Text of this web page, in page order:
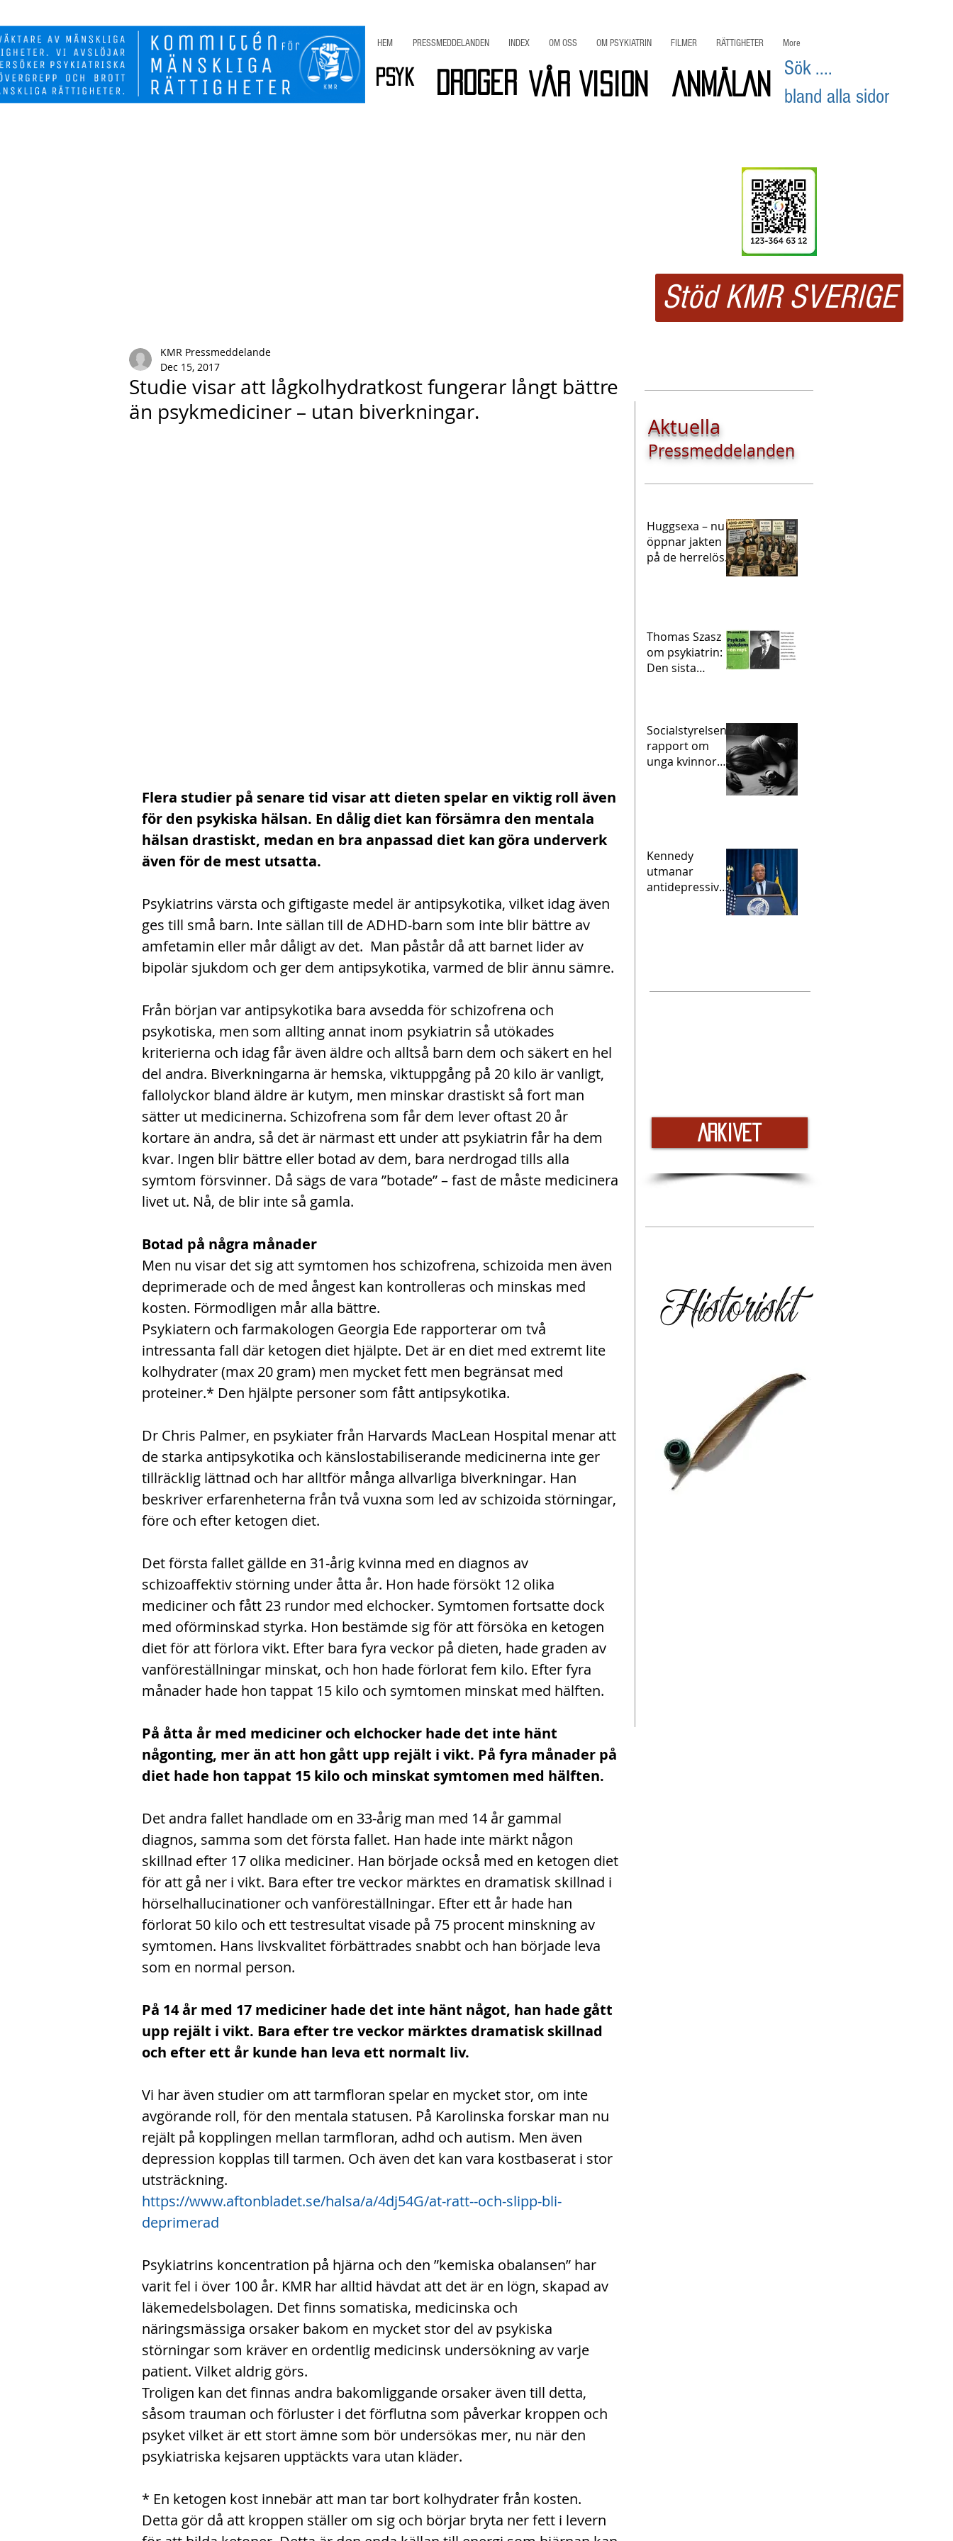
HEM PRESSMEDDELANDEN INDEX OM OSS OM PSYKIATRIN FILMER RÄTTIGHETER More
Vår Vision
Droger
Psyk ANMÄLAN
Sök ....
bland alla sidor
Stöd KMR SVERIGE
Studie visar att lågkolhydratkost fungerar långt bättre
än psykmediciner – utan biverkningar.
KMR Pressmeddelande
Dec 15, 2017
Flera studier på senare tid visar att dieten spelar en viktig roll även
för den psykiska hälsan. En dålig diet kan försämra den mentala
hälsan drastiskt, medan en bra anpassad diet kan göra underverk
även för de mest utsatta.
Psykiatrins värsta och giftigaste medel är antipsykotika, vilket idag även
ges till små barn. Inte sällan till de ADHD-barn som inte blir bättre av
amfetamin eller mår dåligt av det.  Man påstår då att barnet lider av
bipolär sjukdom och ger dem antipsykotika, varmed de blir ännu sämre.
Från början var antipsykotika bara avsedda för schizofrena och
psykotiska, men som allting annat inom psykiatrin så utökades
kriterierna och idag får även äldre och alltså barn dem och säkert en hel
del andra. Biverkningarna är hemska, viktuppgång på 20 kilo är vanligt,
fallolyckor bland äldre är kutym, men minskar drastiskt så fort man
sätter ut medicinerna. Schizofrena som får dem lever oftast 20 år
kortare än andra, så det är närmast ett under att psykiatrin får ha dem
kvar. Ingen blir bättre eller botad av dem, bara nerdrogad tills alla
symtom försvinner. Då sägs de vara ”botade” – fast de måste medicinera
livet ut. Nå, de blir inte så gamla.
Botad på några månader
Men nu visar det sig att symtomen hos schizofrena, schizoida men även
deprimerade och de med ångest kan kontrolleras och minskas med
kosten. Förmodligen mår alla bättre.
Psykiatern och farmakologen Georgia Ede rapporterar om två
intressanta fall där ketogen diet hjälpte. Det är en diet med extremt lite
kolhydrater (max 20 gram) men mycket fett men begränsat med
proteiner.* Den hjälpte personer som fått antipsykotika.
Dr Chris Palmer, en psykiater från Harvards MacLean Hospital menar att
de starka antipsykotika och känslostabiliserande medicinerna inte ger
tillräcklig lättnad och har alltför många allvarliga biverkningar. Han
beskriver erfarenheterna från två vuxna som led av schizoida störningar,
före och efter ketogen diet.
Det första fallet gällde en 31-årig kvinna med en diagnos av
schizoaffektiv störning under åtta år. Hon hade försökt 12 olika
mediciner och fått 23 rundor med elchocker. Symtomen fortsatte dock
med oförminskad styrka. Hon bestämde sig för att försöka en ketogen
diet för att förlora vikt. Efter bara fyra veckor på dieten, hade graden av
vanföreställningar minskat, och hon hade förlorat fem kilo. Efter fyra
månader hade hon tappat 15 kilo och symtomen minskat med hälften.
På åtta år med mediciner och elchocker hade det inte hänt
någonting, mer än att hon gått upp rejält i vikt. På fyra månader på
diet hade hon tappat 15 kilo och minskat symtomen med hälften.
Det andra fallet handlade om en 33-årig man med 14 år gammal
diagnos, samma som det första fallet. Han hade inte märkt någon
skillnad efter 17 olika mediciner. Han började också med en ketogen diet
för att gå ner i vikt. Bara efter tre veckor märktes en dramatisk skillnad i
hörselhallucinationer och vanföreställningar. Efter ett år hade han
förlorat 50 kilo och ett testresultat visade på 75 procent minskning av
symtomen. Hans livskvalitet förbättrades snabbt och han började leva
som en normal person.
På 14 år med 17 mediciner hade det inte hänt något, han hade gått
upp rejält i vikt. Bara efter tre veckor märktes dramatisk skillnad
och efter ett år kunde han leva ett normalt liv.
Vi har även studier om att tarmfloran spelar en mycket stor, om inte
avgörande roll, för den mentala statusen. På Karolinska forskar man nu
rejält på kopplingen mellan tarmfloran, adhd och autism. Men även
depression kopplas till tarmen. Och även det kan vara kostbaserat i stor
utsträckning.
https://www.aftonbladet.se/halsa/a/4dj54G/at-ratt--och-slipp-bli-
deprimerad
Psykiatrins koncentration på hjärna och den ”kemiska obalansen” har
varit fel i över 100 år. KMR har alltid hävdat att det är en lögn, skapad av
läkemedelsbolagen. Det finns somatiska, medicinska och
näringsmässiga orsaker bakom en mycket stor del av psykiska
störningar som kräver en ordentlig medicinsk undersökning av varje
patient. Vilket aldrig görs.
Troligen kan det finnas andra bakomliggande orsaker även till detta,
såsom trauman och förluster i det förflutna som påverkar kroppen och
psyket vilket är ett stort ämne som bör undersökas mer, nu när den
psykiatriska kejsaren upptäckts vara utan kläder.
* En ketogen kost innebär att man tar bort kolhydrater från kosten.
Detta gör då att kroppen ställer om sig och börjar bryta ner fett i levern
Aktuella
Pressmeddelanden
Huggsexa – nu
öppnar jakten
på de herrelösa
Thomas Szasz
om psykiatrin:
Den sista
Socialstyrelsens
rapport om
unga kvinnor
och självskador
Kennedy
utmanar
antidepressivae
den studie som
Arkivet
Historiskt